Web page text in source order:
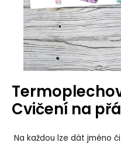
Cvičení na
Na každou lze dát jméno